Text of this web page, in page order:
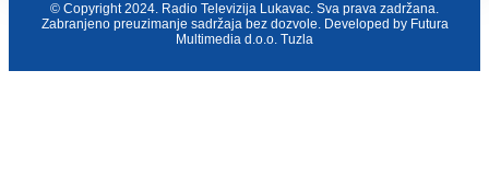
© Copyright 2024. Radio Televizija Lukavac. Sva prava zadržana.
Zabranjeno preuzimanje sadržaja bez dozvole. Developed by Futura
Multimedia d.o.o. Tuzla